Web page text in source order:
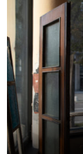
plików
dźwiękowych